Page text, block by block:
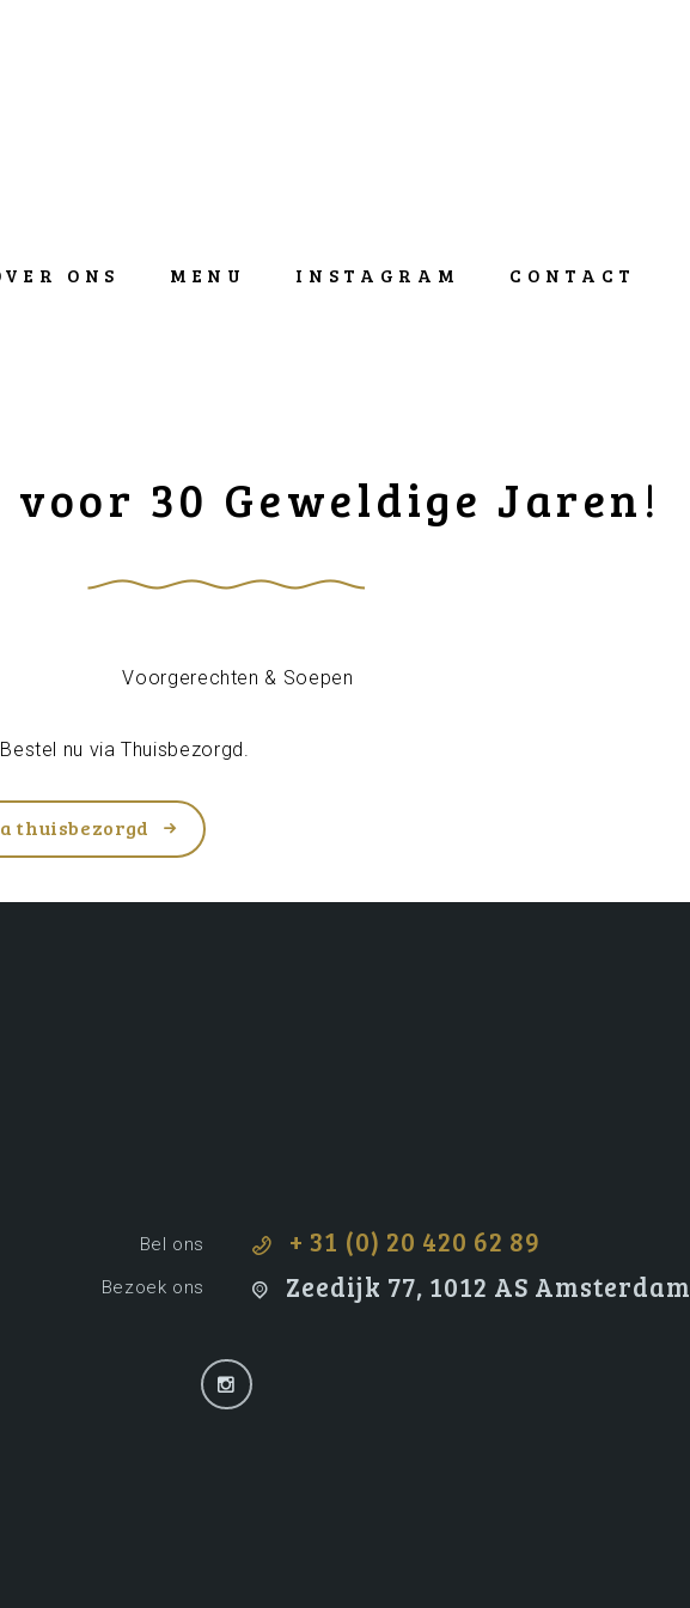
ONS MENU INSTAGRAM CONTACT
voor 30 Geweldige Jaren!
nu viaThuisbezorgd .
thuisbezorgd
+ 31 (0) 20 420 62 89
Zeedijk 77, 1012 AS Amsterdam
Bel ons
Bezoek ons